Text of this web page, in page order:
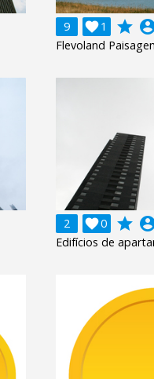
9 1
 grade
Flevoland
2 0
 grade
Edifícios de